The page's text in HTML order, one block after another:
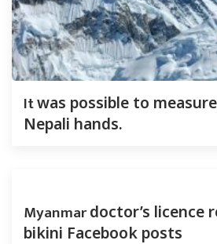
Itwas possible to
Nepali hands.
Myanmardoctor’s licence
bikini Facebook posts